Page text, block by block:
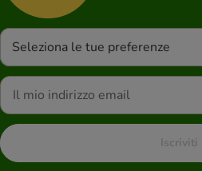
Seleziona le tue preferenze
Iscriviti